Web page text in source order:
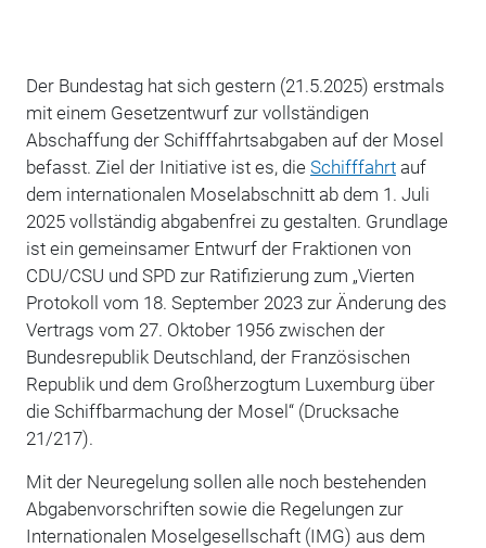
Der Bundestag hat sich gestern (21.5.2025) erstmals
mit einem Gesetzentwurf zur vollständigen
Abschaffung der Schifffahrtsabgaben auf der Mosel
befasst. Ziel der Initiative ist es, die Schifffahrtauf
dem internationalen Moselabschnitt ab dem 1. Juli
2025 vollständig abgabenfrei zu gestalten. Grundlage
ist ein gemeinsamer Entwurf der Fraktionen von
CDU/CSU und SPD zur Ratifizierung zum „Vierten
Protokoll vom 18. September 2023 zur Änderung des
Vertrags vom 27. Oktober 1956 zwischen der
Bundesrepublik Deutschland, der Französischen
Republik und dem Großherzogtum Luxemburg über
die Schiffbarmachung der Mosel“(Drucksache
21/217).
Mit der Neuregelung sollen alle noch bestehenden
Abgabenvorschriften sowie die Regelungen zur
Internationalen Moselgesellschaft (IMG) aus dem